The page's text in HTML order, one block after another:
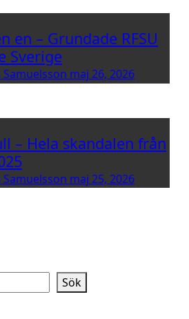
en – Grundade RFSU
Sverige
maj 26, 2026
– Hela skandalen från
maj 25, 2026
Sök